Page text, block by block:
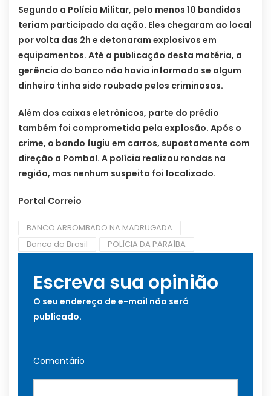
Segundo a Polícia Militar, pelo menos 10 bandidos
teriam participado da ação. Eles chegaram ao local
por volta das 2h e detonaram explosivos em
equipamentos. Até a publicação desta matéria, a
gerência do banco não havia informado se algum
dinheiro tinha sido roubado pelos criminosos.
Além dos caixas eletrônicos, parte do prédio
também foi comprometida pela explosão. Após o
crime, o bando fugiu em carros, supostamente com
direção a Pombal. A polícia realizou rondas na
região, mas nenhum suspeito foi localizado.
Portal Correio
BANCO ARROMBADO NA MADRUGADA
Banco do Brasil
POLÍCIA DA PARAÍBA
Escreva sua opinião
O seu endereço de e-mail não será
publicado.
Comentário